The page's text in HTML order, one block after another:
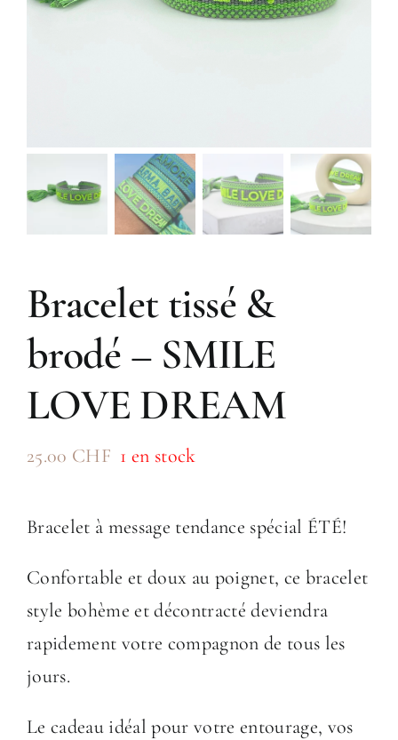
Bracelet tissé &
brodé – SMILE
LOVE DREAM
25.00 CHF 1 en stock
Bracelet à message tendance spécial ÉTÉ!
Confortable et doux au poignet, ce bracelet
style bohème et décontracté deviendra
rapidement votre compagnon de tous les
jours.
Le cadeau idéal pour votre entourage, vos